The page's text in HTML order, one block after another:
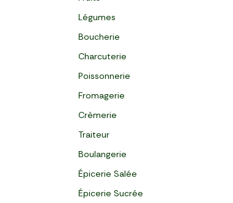
Légumes
Boucherie
Charcuterie
Poissonnerie
Fromagerie
Crèmerie
Traiteur
Boulangerie
Épicerie Salée
Épicerie Sucrée